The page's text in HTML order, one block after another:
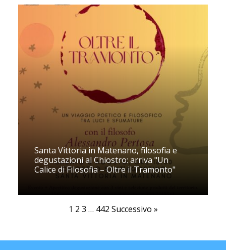
Santa Vittoria in Matenano, filosofia e
degustazioni al Chiostro: arriva "Un
Calice di Filosofia – Oltre il Tramonto"
1 2 3 … 442 Successivo »